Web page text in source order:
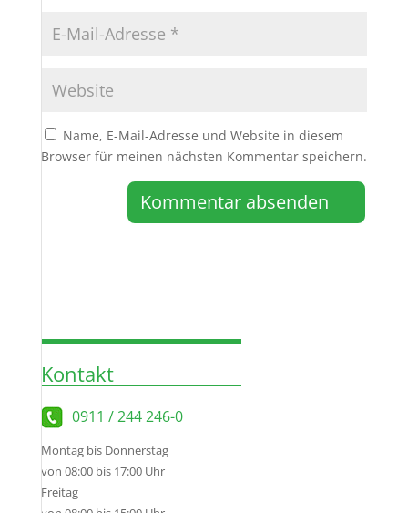
Name, E-Mail-Adresse und Website in diesem
Browser für meinen nächsten Kommentar speichern.
Kontakt
0911 / 244 246-0
Montag bis Donnerstag
von 08:00 bis 17:00 Uhr
Freitag